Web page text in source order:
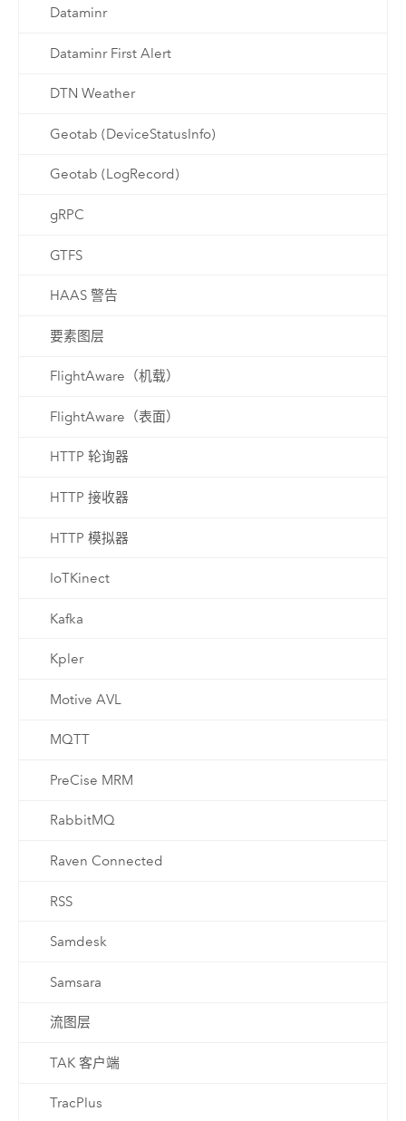
Dataminr
Dataminr First Alert
DTN Weather
Geotab (DeviceStatusInfo)
Geotab (LogRecord)
gRPC
GTFS
HAAS 警告
要素图层
FlightAware（机载）
FlightAware（表面）
HTTP 轮询器
HTTP 接收器
HTTP 模拟器
IoTKinect
Kafka
Kpler
Motive AVL
MQTT
PreCise MRM
RabbitMQ
Raven Connected
RSS
Samdesk
Samsara
流图层
TAK 客户端
TracPlus